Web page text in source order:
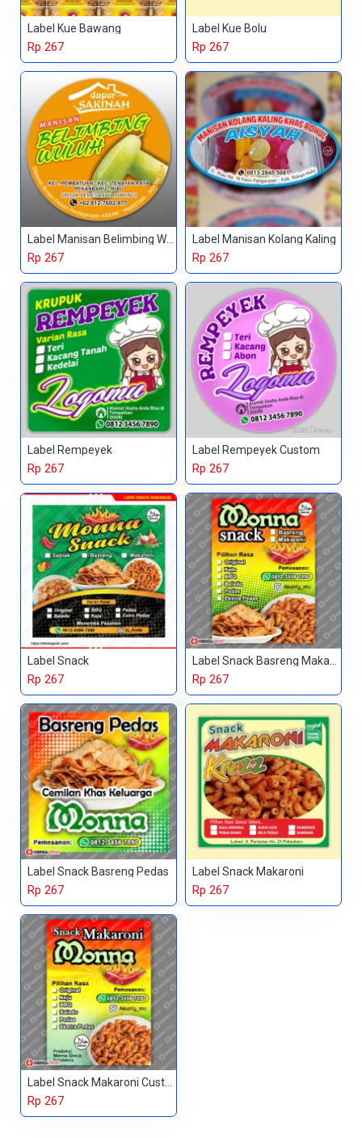
Label Kue Bawang
Rp 267
Label Kue Bolu
Rp 267
Rp 267
Label Manisan Kolang Kaling
Rp 267
Label Rempeyek
Rp 267
Label Rempeyek Custom
Rp 267
Label Snack
Rp 267 Rp 267
Label Snack Basreng Pedas
Rp 267
Label Snack Makaroni
Rp 267
Rp 267